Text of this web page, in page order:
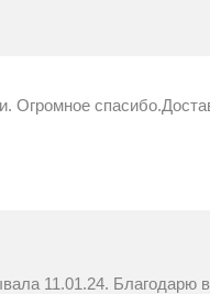
Огромное
11.01.24. Благодарю